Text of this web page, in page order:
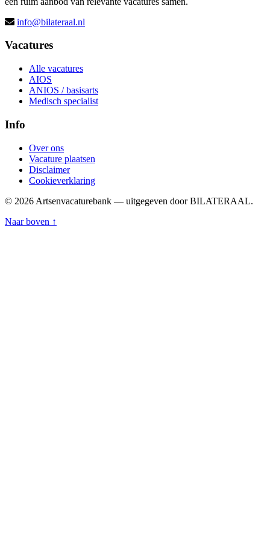
info@bilateraal.nl
Vacatures
Alle vacatures
AIOS
ANIOS / basisarts
Medisch specialist
Info
Over ons
Vacature plaatsen
Disclaimer
Cookieverklaring
© 2026 Artsenvacaturebank — uitgegeven door BILATERAAL.
Naar boven ↑